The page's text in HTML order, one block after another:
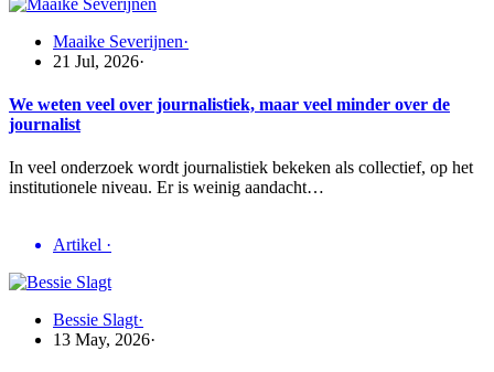
Maaike Severijnen·
21 Jul, 2026·
We weten veel over journalistiek, maar veel minder over de
journalist
In veel onderzoek wordt journalistiek bekeken als collectief, op het
institutionele niveau. Er is weinig aandacht…
Artikel ·
Bessie Slagt·
13 May, 2026·